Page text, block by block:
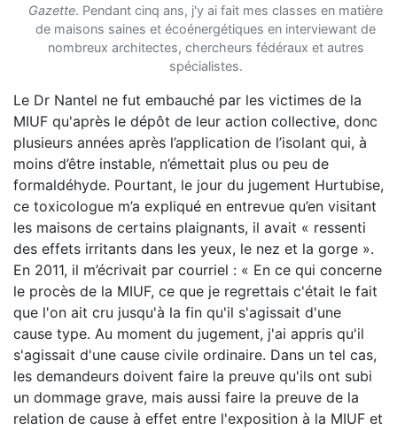
Gazette. Pendant cinq ans, j'y ai fait mes classes en matière
de maisons saines et écoénergétiques en interviewant de
nombreux architectes, chercheurs fédéraux et autres
spécialistes.
Le Dr Nantel ne fut embauché par les victimes de la
MIUF qu'après le dépôt de leur action collective, donc
plusieurs années après l’application de l’isolant qui, à
moins d’être instable, n’émettait plus ou peu de
formaldéhyde. Pourtant, le jour du jugement Hurtubise,
ce toxicologue m’a expliqué en entrevue qu’en visitant
les maisons de certains plaignants, il avait « ressenti
des effets irritants dans les yeux, le nez et la gorge ».
En 2011, il m’écrivait par courriel : « En ce qui concerne
le procès de la MIUF, ce que je regrettais c'était le fait
que l'on ait cru jusqu'à la fin qu'il s'agissait d'une
cause type. Au moment du jugement, j'ai appris qu'il
s'agissait d'une cause civile ordinaire. Dans un tel cas,
les demandeurs doivent faire la preuve qu'ils ont subi
un dommage grave, mais aussi faire la preuve de la
relation de cause à effet entre l'exposition à la MIUF et